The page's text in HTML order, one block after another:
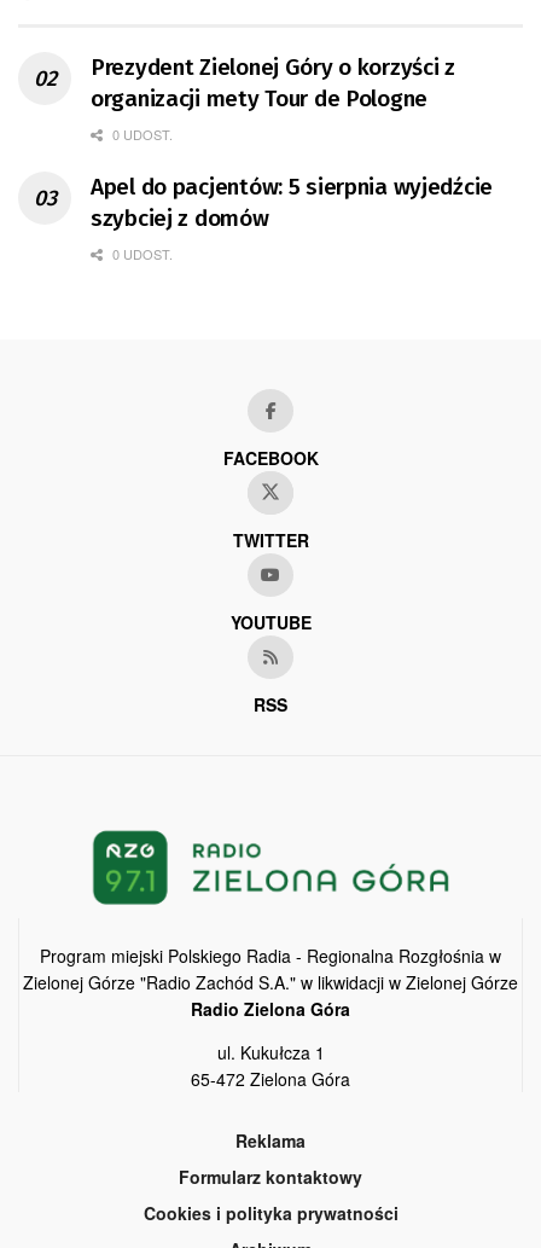
Prezydent Zielonej Góry o korzyści z
organizacji mety Tour de Pologne
0 UDOST.
Apel do pacjentów: 5 sierpnia wyjedźcie
szybciej z domów
0 UDOST.
FACEBOOK
TWITTER
YOUTUBE
RSS
Program miejski Polskiego Radia - Regionalna Rozgłośnia w
Zielonej Górze "Radio Zachód S.A." w likwidacji w Zielonej Górze
Radio Zielona Góra
ul. Kukułcza 1
65-472 Zielona Góra
Reklama
Formularz kontaktowy
Cookies i polityka prywatności